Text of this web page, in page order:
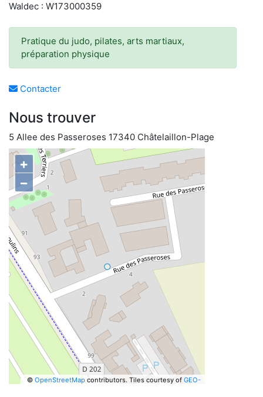
Waldec : W173000359
Pratique du judo, pilates, arts martiaux,
préparation physique
Contacter
Nous trouver
5 Allee des Passeroses 17340 Châtelaillon-Plage
+
−
© OpenStreetMapcontributors. Tiles courtesy of GEO-